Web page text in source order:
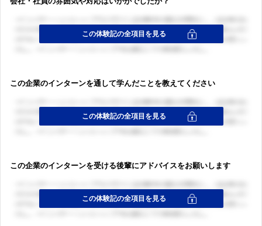
この企業のインターンを通して学んだことを教えてください
この企業のインターンを受ける後輩にアドバイスをお願いします